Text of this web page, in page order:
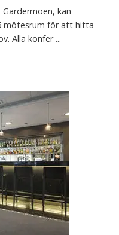
kan
mötesrum för att hitta
Alla konfer ...